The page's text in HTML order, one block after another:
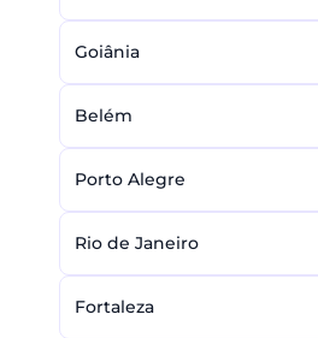
Goiânia
Belém
Porto Alegre
Rio de Janeiro
Fortaleza